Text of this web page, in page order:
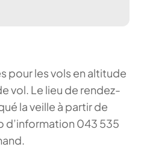
pour les vols en altitude
vol. Le lieu de rendez-
la veille à partir de
d’information 043 535